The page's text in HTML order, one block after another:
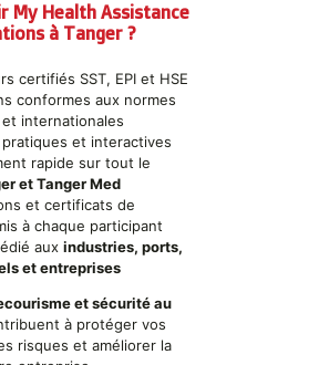
My Health Assistance
à Tanger ?
certifiés SST, EPI et HSE
conformes aux normes
et internationales
et interactives
rapide sur tout le
et Tanger Med
et certificats de
à chaque participant
aux industries, ports,
et entreprises
et sécurité au
à protéger vos
risques et améliorer la